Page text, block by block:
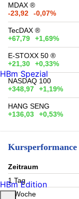
MDAX ®
-23,92
-0,07%
TecDAX ®
+67,79
+1,69%
E-STOXX 50 ®
+21,30
+0,33%
NASDAQ 100
+348,97
+1,19%
HANG SENG
+136,03
+0,53%
Kursperformance
Zeitraum
1 Tag
1 Woche
HBm Spezial
HBm Edition